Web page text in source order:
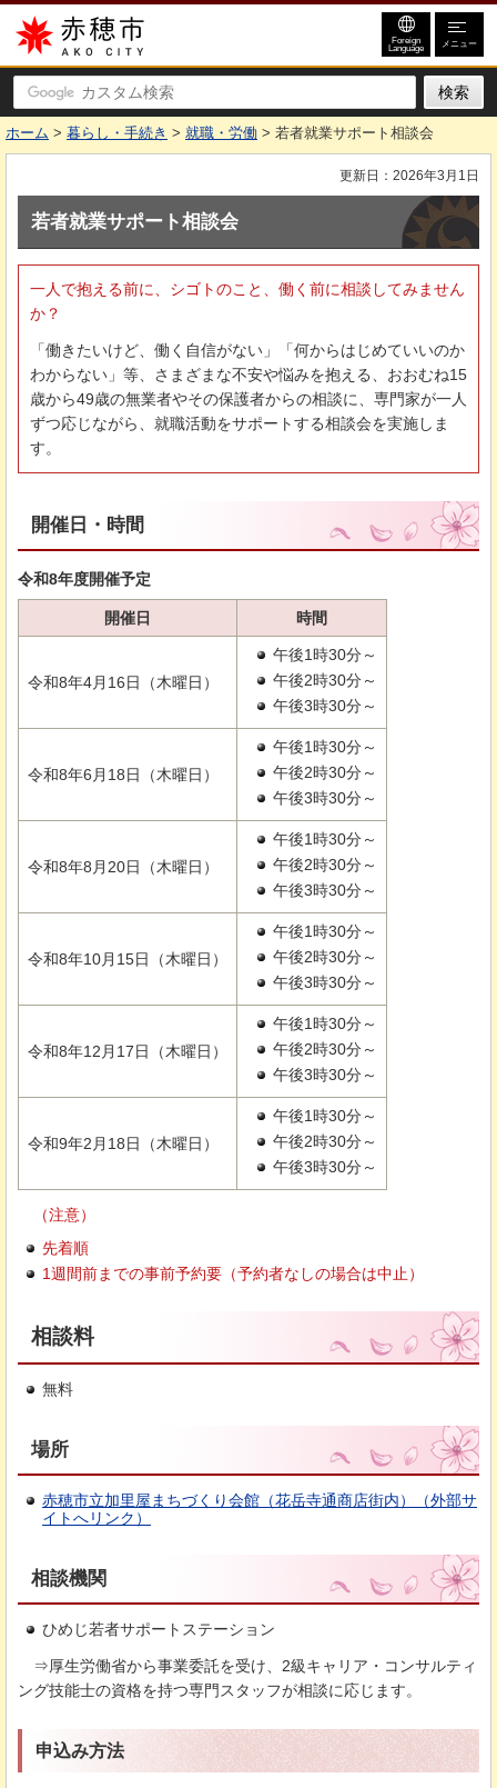
赤穂市
Foreign
Language メニュー
ホーム > 暮らし・手続き > 就職・労働 > 若者就業サポート相談会
更新日：2026年3月1日
若者就業サポート相談会
一人で抱える前に、シゴトのこと、働く前に相談してみません
か？
「働きたいけど、働く自信がない」「何からはじめていいのか
わからない」等、さまざまな不安や悩みを抱える、おおむね15
歳から49歳の無業者やその保護者からの相談に、専門家が一人
ずつ応じながら、就職活動をサポートする相談会を実施しま
す。
開催日・時間
令和8年度開催予定
開催日 時間
令和8年4月16日（木曜日）
午後1時30分～
午後2時30分～
午後3時30分～
令和8年6月18日（木曜日）
午後1時30分～
午後2時30分～
午後3時30分～
令和8年8月20日（木曜日）
午後1時30分～
午後2時30分～
午後3時30分～
令和8年10月15日（木曜日）
午後1時30分～
午後2時30分～
午後3時30分～
令和8年12月17日（木曜日）
午後1時30分～
午後2時30分～
午後3時30分～
令和9年2月18日（木曜日）
午後1時30分～
午後2時30分～
午後3時30分～
（注意）
先着順
1週間前までの事前予約要（予約者なしの場合は中止）
相談料
無料
場所
赤穂市立加里屋まちづくり会館（花岳寺通商店街内）（外部サ
イトへリンク）
相談機関
ひめじ若者サポートステーション
⇒厚生労働省から事業委託を受け、2級キャリア・コンサルティ
ング技能士の資格を持つ専門スタッフが相談に応じます。
申込み方法